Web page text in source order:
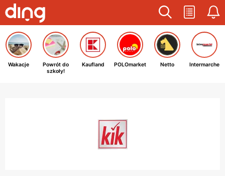
Wakacje
Powrót do
szkoły!
Kaufland POLOmarket Netto Intermarche